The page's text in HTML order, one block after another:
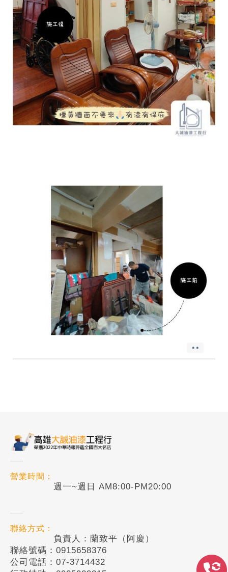
營業時間：
週一~週日 AM8:00-PM20:00
聯絡方式：
負責人：蘭致平（阿慶）
聯絡號碼：0915658376
公司電話：07-3714432